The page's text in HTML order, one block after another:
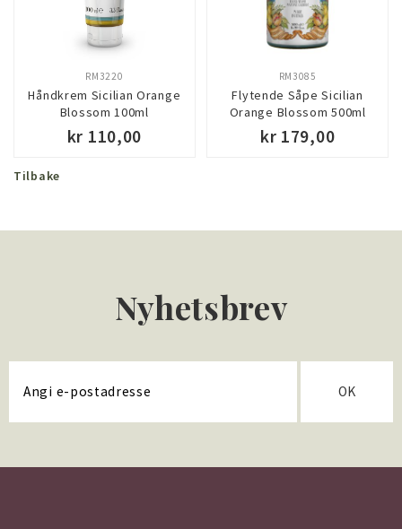
Håndkrem Sicilian Orange
Blossom 100ml
RM3220
kr 110,00
Flytende Såpe Sicilian
Orange Blossom 500ml
RM3085
kr 179,00
Tilbake
Nyhetsbrev
OK